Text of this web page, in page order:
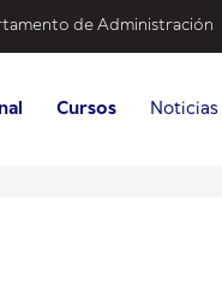
de Administración
Cursos Noticias